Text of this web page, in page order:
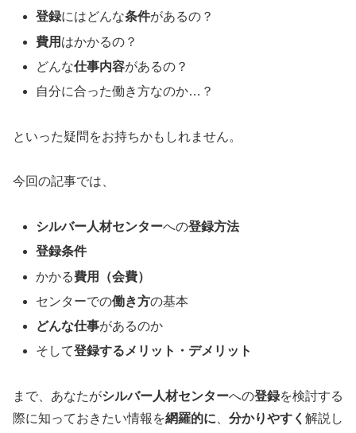
登録にはどんな条件があるの？
費用 はかかるの？
どんな仕事内容があるの？
自分に合った働き方なのか…？
といった疑問をお持ちかもしれません。
今回の記事では、
シルバー人材センターへの登録方法
登録条件
かかる費用（会費）
センターでの働き方の基本
どんな仕事があるのか
そして登録するメリット・デメリット
まで、あなたがシルバー人材センターへの登録を検討する
際に知っておきたい情報を網羅的に 分かりやすく 解説し